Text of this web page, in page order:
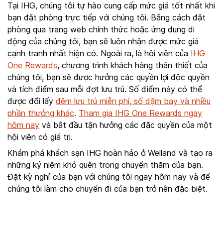
Tại IHG, chúng tôi tự hào cung cấp mức giá tốt nhất khi
bạn đặt phòng trực tiếp với chúng tôi. Bằng cách đặt
phòng qua trang web chính thức hoặc ứng dụng di
động của chúng tôi, bạn sẽ luôn nhận được mức giá
cạnh tranh nhất hiện có. Ngoài ra, là hội viên của IHG
One Rewards, chương trình khách hàng thân thiết của
chúng tôi, bạn sẽ được hưởng các quyền lợi độc quyền
và tích điểm sau mỗi đợt lưu trú. Số điểm này có thể
được đổi lấy đêm lưu trú miễn phí, số dặm bay và nhiều
phần thưởng khác. Tham gia IHG One Rewards ngay
hôm nay và bắt đầu tận hưởng các đặc quyền của một
hội viên có giá trị.
Khám phá khách sạn IHG hoàn hảo ở Welland và tạo ra
những kỷ niệm khó quên trong chuyến thăm của bạn.
Đặt kỳ nghỉ của bạn với chúng tôi ngay hôm nay và để
chúng tôi làm cho chuyến đi của bạn trở nên đặc biệt.